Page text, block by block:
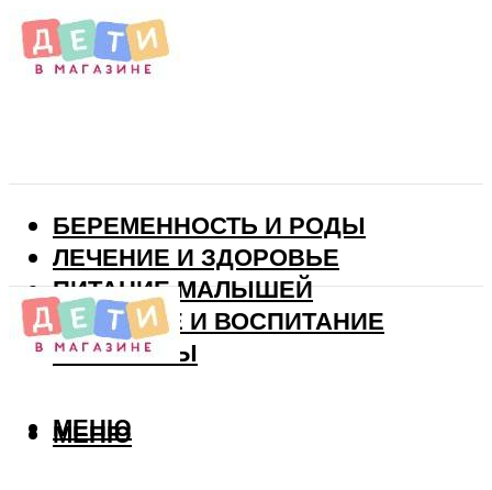
БЕРЕМЕННОСТЬ И РОДЫ
ЛЕЧЕНИЕ И ЗДОРОВЬЕ
ПИТАНИЕ МАЛЫШЕЙ
РАЗВИТИЕ И ВОСПИТАНИЕ
ВИТАМИНЫ
МЕНЮ
МЕНЮ